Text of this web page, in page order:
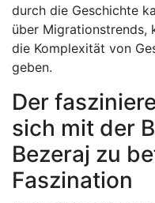
durch die Geschichte
über Migrationstrends,
die Komplexität von
geben.
Der
sich mit der
Bezeraj zu
Faszination